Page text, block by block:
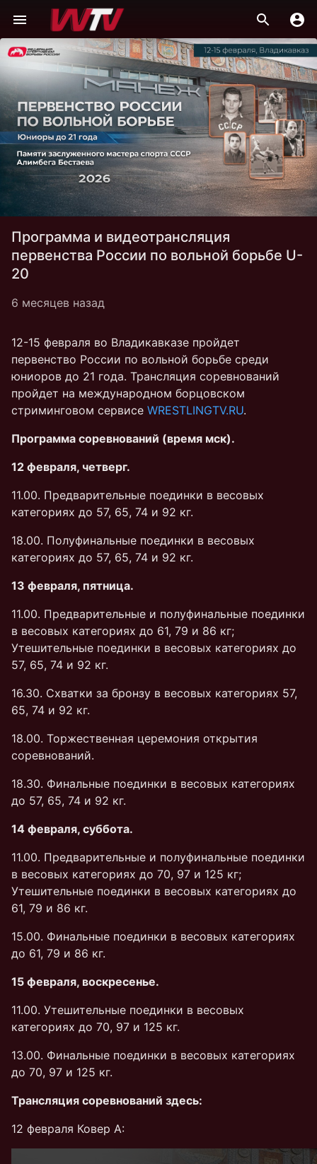
Программа и видеотрансляция
первенства России по вольной борьбе U-
20
6 месяцев назад
12-15 февраля во Владикавказе пройдет
первенство России по вольной борьбе среди
юниоров до 21 года. Трансляция соревнований
пройдет на международном борцовском
стриминговом сервисе WRESTLINGTV.RU.
Программа соревнований (время мск).
12 февраля, четверг.
11.00. Предварительные поединки в весовых
категориях до 57, 65, 74 и 92 кг.
18.00. Полуфинальные поединки в весовых
категориях до 57, 65, 74 и 92 кг.
13 февраля, пятница.
11.00. Предварительные и полуфинальные поединки
в весовых категориях до 61, 79 и 86 кг;
Утешительные поединки в весовых категориях до
57, 65, 74 и 92 кг.
16.30. Схватки за бронзу в весовых категориях 57,
65, 74 и 92 кг.
18.00. Торжественная церемония открытия
соревнований.
18.30. Финальные поединки в весовых категориях
до 57, 65, 74 и 92 кг.
14 февраля, суббота.
11.00. Предварительные и полуфинальные поединки
в весовых категориях до 70, 97 и 125 кг;
Утешительные поединки в весовых категориях до
61, 79 и 86 кг.
15.00. Финальные поединки в весовых категориях
до 61, 79 и 86 кг.
15 февраля, воскресенье.
11.00. Утешительные поединки в весовых
категориях до 70, 97 и 125 кг.
13.00. Финальные поединки в весовых категориях
до 70, 97 и 125 кг.
Трансляция соревнований здесь:
12 февраля Ковер А: